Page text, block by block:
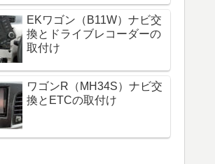
EKワゴン（B11W）ナビ交
換とドライブレコーダーの
取付け
ワゴンR（MH34S）ナビ交
換とETCの取付け